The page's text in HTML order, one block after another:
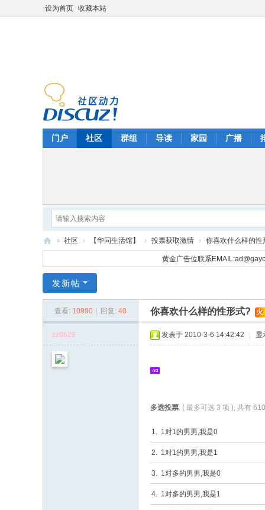
设为首页 收藏本站
门户 社区 群组 导读 家园 广播
同
|
同
社
» 社区 › 【华同生活馆】 › 投票获取激情 › 你喜欢什么样的性
黄金广告位联系EMAIL:
发新帖
查看: 10990 回复: 40 你喜欢什么样的性形式? 火
zz0629 发表于 2010-3-6 14:42:42 显
多选投票: ( 最多可选 3 项 ), 共有
1. 1对1的男男,我是0
2. 1对1的男男,我是1
3. 1对多的男男,我是0
4. 1对多的男男,我是1